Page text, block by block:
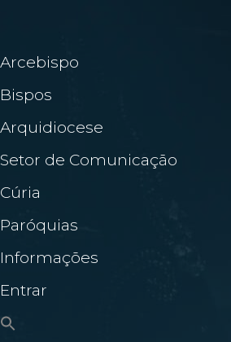
Arcebispo
Bispos
Arquidiocese
Setor de Comunicação
Cúria
Paróquias
Informações
Entrar